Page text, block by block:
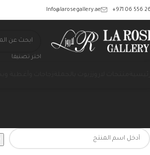
‎+971 06 556
Info@larosegallery.ae
اختر تصنيفا